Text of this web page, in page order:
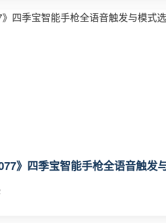
》四季宝智能手枪全语音触发